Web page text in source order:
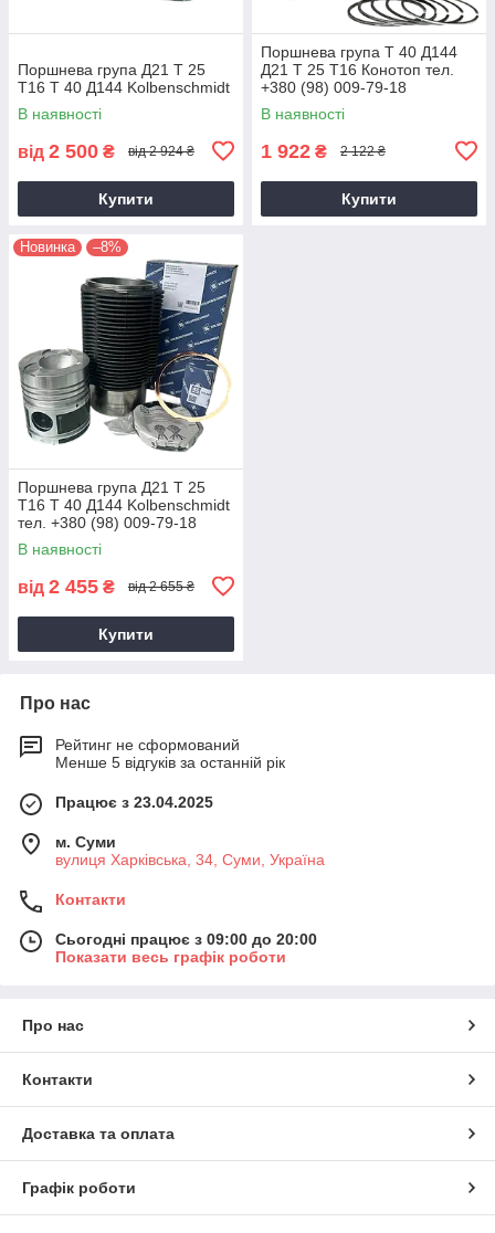
Поршнева група Д21 Т 25
Т16 Т 40 Д144 Kolbenschmidt
В наявності
від 2 500 ₴ від 2 924 ₴
Купити
Поршнева група Т 40 Д144
Д21 Т 25 Т16 Конотоп тел.
+380 (98) 009-79-18
В наявності
1 922 ₴ 2 122 ₴
Купити
Новинка –8%
Поршнева група Д21 Т 25
Т16 Т 40 Д144 Kolbenschmidt
тел. +380 (98) 009-79-18
В наявності
від 2 455 ₴ від 2 655 ₴
Купити
Про нас
Рейтинг не сформований
Менше 5 відгуків за останній рік
Працює з 23.04.2025
м. Суми
вулиця Харківська, 34, Суми, Україна
Контакти
Сьогодні працює з 09:00 до 20:00
Показати весь графік роботи
Про нас
Контакти
Доставка та оплата
Графік роботи